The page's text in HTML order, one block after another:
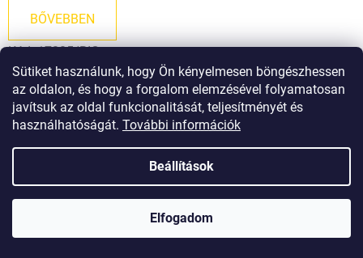
Sütiket használunk, hogy Ön kényelmesen böngészhessen
az oldalon, és hogy a forgalom elemzésével folyamatosan
javítsuk az oldal funkcionalitását, teljesítményét és
használhatóságát. További információk
Beállítások
Elfogadom
BŐVEBBEN
Kód:17205/RIG